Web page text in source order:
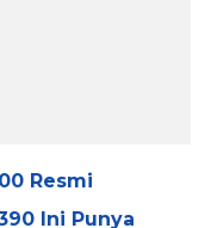
Resmi
Ini Punya